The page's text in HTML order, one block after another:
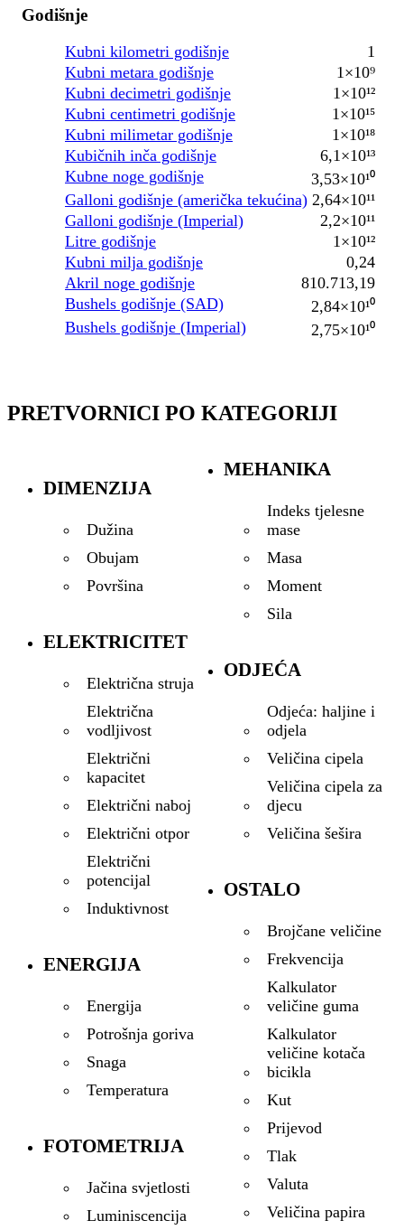
Godišnje
Kubni kilometri godišnje
1
Kubni metara godišnje
1×10⁹
Kubni decimetri godišnje
1×10¹²
Kubni centimetri godišnje
1×10¹⁵
Kubni milimetar godišnje
1×10¹⁸
Kubičnih inča godišnje
6,1×10¹³
Kubne noge godišnje
3,53×10¹⁰
Galloni godišnje (američka tekućina) 2,64×10¹¹
Galloni godišnje (Imperial)
2,2×10¹¹
Litre godišnje
1×10¹²
Kubni milja godišnje
0,24
Akril noge godišnje
810.713,19
Bushels godišnje (SAD)
2,84×10¹⁰
Bushels godišnje (Imperial)
2,75×10¹⁰
PRETVORNICI PO KATEGORIJI
DIMENZIJA
Dužina
Obujam
Površina
ELEKTRICITET
Električna struja
Električna
vodljivost
Električni
kapacitet
Električni naboj
Električni otpor
Električni
potencijal
Induktivnost
ENERGIJA
Energija
Potrošnja goriva
Snaga
Temperatura
FOTOMETRIJA
Jačina svjetlosti
Luminiscencija
MEHANIKA
Indeks tjelesne
mase
Masa
Moment
Sila
ODJEĆA
Odjeća: haljine i
odjela
Veličina cipela
Veličina cipela za
djecu
Veličina šešira
OSTALO
Brojčane veličine
Frekvencija
Kalkulator
veličine guma
Kalkulator
veličine kotača
bicikla
Kut
Prijevod
Tlak
Valuta
Veličina papira